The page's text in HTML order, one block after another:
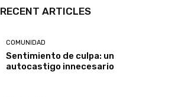
RECENT ARTICLES
COMUNIDAD
Sentimiento de culpa: un
autocastigo innecesario